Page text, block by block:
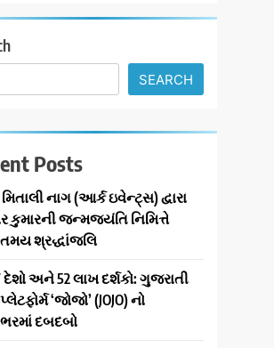
SEARCH
Posts
મિતાલી નાગ (આર્ક ઇવેન્ટ્સ) દ્વારા
કુમારની જન્મજયંતિ નિમિત્તે
શ્રદ્ધાંજલિ
દેશો અને 52 લાખ દર્શકો: ગુજરાતી
‘જોજો’ (JOJO) નો
દબદબો